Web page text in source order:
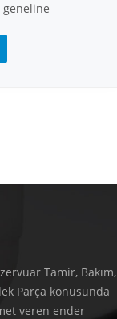
Tamir, Bakım,
Parça konusunda
veren ender